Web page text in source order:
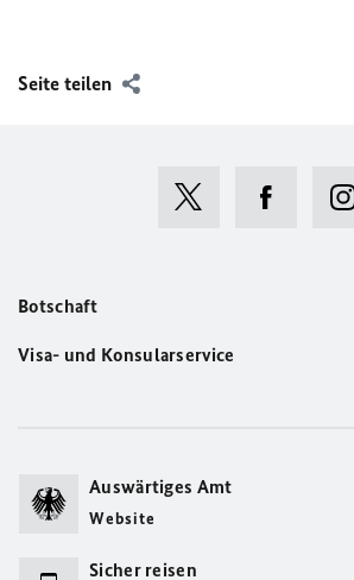
Seite teilen
Botschaft
Visa- und Konsularservice
Auswärtiges Amt
Website
Sicher reisen